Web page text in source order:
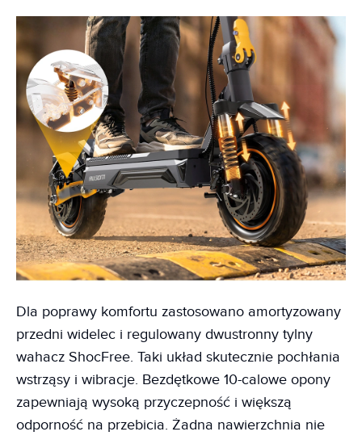
Dla poprawy komfortu zastosowano amortyzowany
przedni widelec i regulowany dwustronny tylny
wahacz ShocFree. Taki układ skutecznie pochłania
wstrząsy i wibracje. Bezdętkowe 10-calowe opony
zapewniają wysoką przyczepność i większą
odporność na przebicia. Żadna nawierzchnia nie